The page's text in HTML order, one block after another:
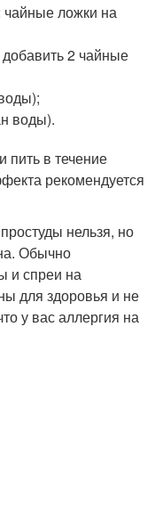
ложки на
2 чайные
воды).
пить в течение
рекомендуется
нельзя, но
Обычно
и спреи на
для здоровья и не
у вас аллергия на